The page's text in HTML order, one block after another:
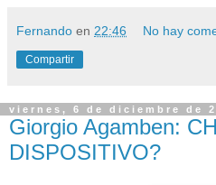
Fernando en 22:46 No hay
Compartir
viernes, 6 de diciembre de
Giorgio Agamben:
DISPOSITIVO?